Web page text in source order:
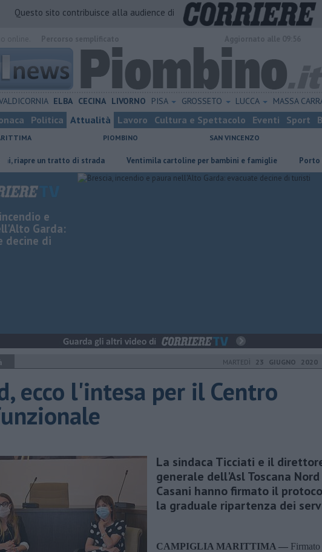
Questo sito contribuisce alla audience di
ELBA CECINA LIVORNO PISA GROSSETO LUCCA MASSA
Politica Attualità Lavoro Cultura e Spettacolo Eventi Sport
PIOMBINO SAN VINCENZO
un tratto di strada Ventimila cartoline per bambini e famiglie Porto
e
Garda:
decine di
MARTEDÌ 23 GIUGNO 2020
ecco l'intesa per il Centro
La sindaca Ticciati e il
generale dell'Asl Toscana
Casani hanno firmato il
la graduale ripartenza dei
CAMPIGLIA MARITTIMA —